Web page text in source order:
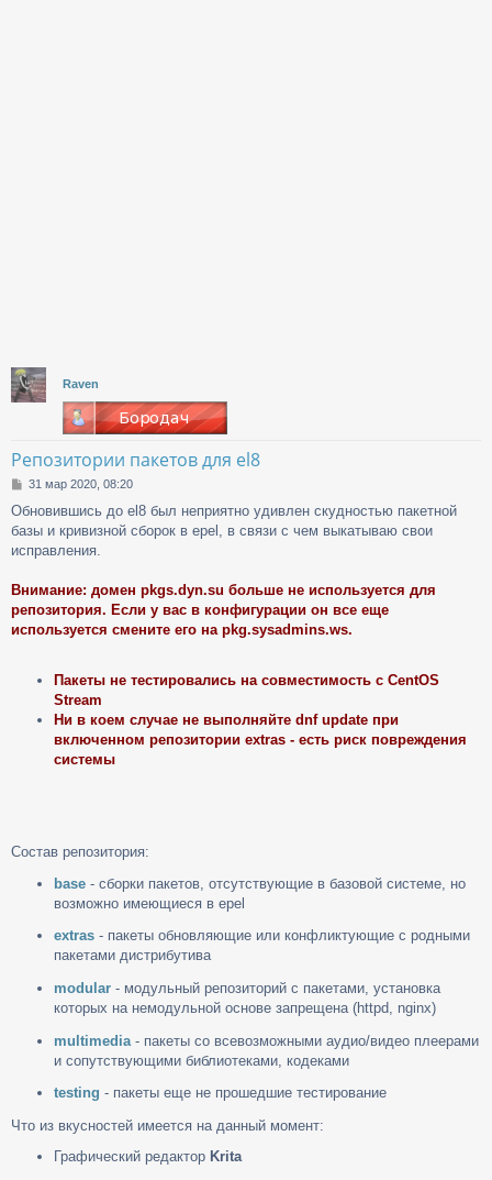
Raven
Репозитории пакетов для el8
С
о
б
щ
и
е
31 мар 2020, 08:20
Обновившись до el8 был неприятно удивлен скудностью пакетной
базы и кривизной сборок в epel, в связи с чем выкатываю свои
исправления.
Внимание: домен pkgs.dyn.su больше не используется для
репозитория. Если у вас в конфигурации он все еще
используется смените его на pkg.sysadmins.ws.
Пакеты не тестировались на совместимость с CentOS
Stream
Ни в коем случае не выполняйте dnf update при
включенном репозитории extras - есть риск повреждения
системы
Состав репозитория:
base - сборки пакетов, отсутствующие в базовой системе, но
возможно имеющиеся в epel
extras - пакеты обновляющие или конфликтующие с родными
пакетами дистрибутива
modular - модульный репозиторий с пакетами, установка
которых на немодульной основе запрещена (httpd, nginx)
multimedia - пакеты со всевозможными аудио/видео плеерами
и сопутствующими библиотеками, кодеками
testing - пакеты еще не прошедшие тестирование
Что из вкусностей имеется на данный момент:
Графический редактор Krita